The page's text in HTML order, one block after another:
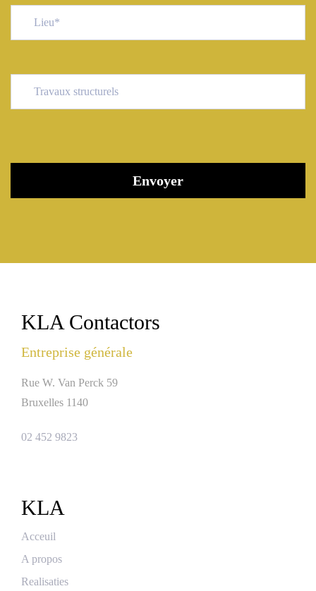
KLA Contactors
Entreprise générale
Rue W. Van Perck 59
Bruxelles 1140
02 452 9823
KLA
Acceuil
A propos
Realisaties